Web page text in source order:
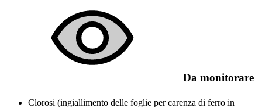
Da monitorare
Clorosi (ingiallimento delle foglie per carenza di ferro in